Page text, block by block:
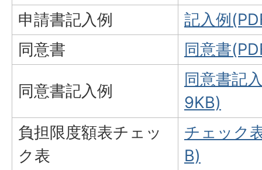
申請書記入例
記入例
同意書
同意書
同意書記入例
同意書記
9KB)
負担限度額表チェッ
ク表
チェック
B)